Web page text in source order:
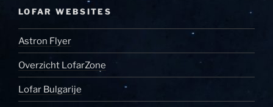
LOFAR WEBSITES
Astron Flyer
Overzicht LofarZone
Lofar Bulgarije